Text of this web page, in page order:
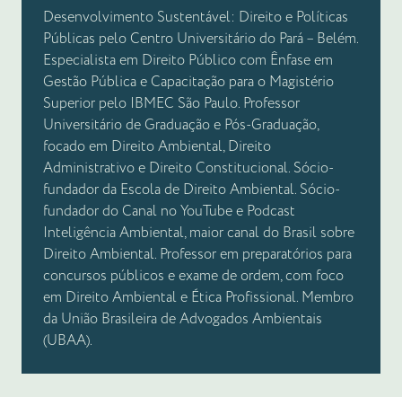
Desenvolvimento Sustentável: Direito e Políticas
Públicas pelo Centro Universitário do Pará – Belém.
Especialista em Direito Público com Ênfase em
Gestão Pública e Capacitação para o Magistério
Superior pelo IBMEC São Paulo. Professor
Universitário de Graduação e Pós-Graduação,
focado em Direito Ambiental, Direito
Administrativo e Direito Constitucional. Sócio-
fundador da Escola de Direito Ambiental. Sócio-
fundador do Canal no YouTube e Podcast
Inteligência Ambiental, maior canal do Brasil sobre
Direito Ambiental. Professor em preparatórios para
concursos públicos e exame de ordem, com foco
em Direito Ambiental e Ética Profissional. Membro
da União Brasileira de Advogados Ambientais
(UBAA).